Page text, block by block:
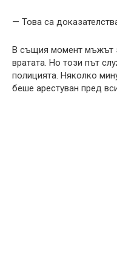
— Това са
В същия момент мъжът
вратата. Но този път
полицията. Няколко
беше арестуван пред